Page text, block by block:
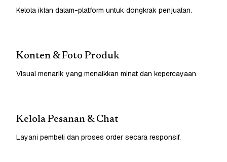
Kelola iklan dalam-platform untuk dongkrak penjualan.
Konten & Foto Produk
Visual menarik yang menaikkan minat dan kepercayaan.
Kelola Pesanan & Chat
Layani pembeli dan proses order secara responsif.